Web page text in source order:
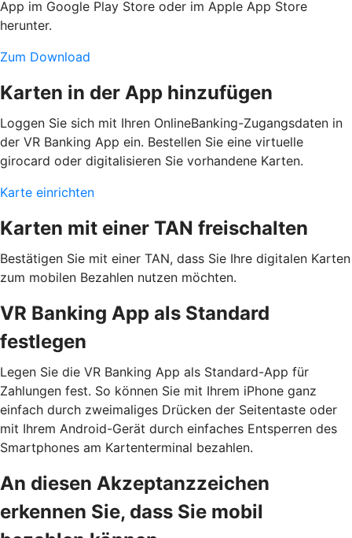
App im Google Play Store oder im Apple App Store
herunter.
Zum Download
Karten in der App hinzufügen
Loggen Sie sich mit Ihren OnlineBanking-Zugangsdaten in
der VR Banking App ein. Bestellen Sie eine virtuelle
girocard oder digitalisieren Sie vorhandene Karten.
Karte einrichten
Karten mit einer TAN freischalten
Bestätigen Sie mit einer TAN, dass Sie Ihre digitalen Karten
zum mobilen Bezahlen nutzen möchten.
VR Banking App als Standard
festlegen
Legen Sie die VR Banking App als Standard-App für
Zahlungen fest. So können Sie mit Ihrem iPhone ganz
einfach durch zweimaliges Drücken der Seitentaste oder
mit Ihrem Android-Gerät durch einfaches Entsperren des
Smartphones am Kartenterminal bezahlen.
An diesen Akzeptanzzeichen
erkennen Sie, dass Sie mobil